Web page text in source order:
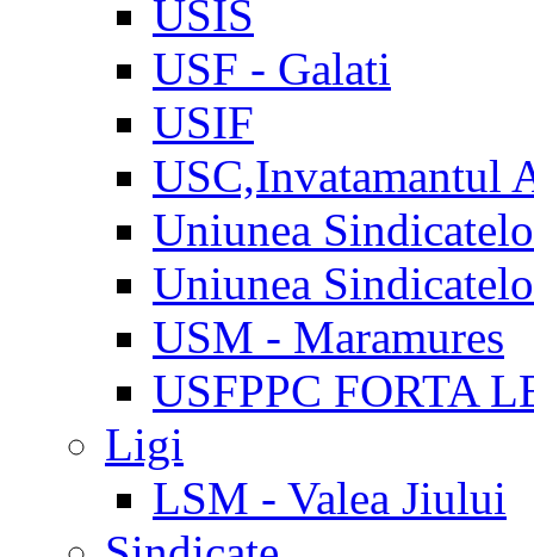
USIS
USF - Galati
USIF
USC,Invatamantul
Uniunea
Uniunea
USM - Maramures
USFPPC FORTA
Ligi
LSM - Valea Jiului